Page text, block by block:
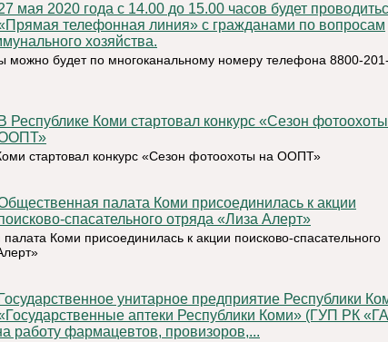
будет проводиться
телефонная линия» с гражданами по вопросам
хозяйства.
можно будет по многоканальному номеру телефона 8800-
В Республике Коми стартовал конкурс «Сезон фотоохоты на
стартовал конкурс «Сезон фотоохоты на ООПТ»
присоединилась к акции
спасательного отряда «Лиза Алерт»
Коми присоединилась к акции поисково-спасательного
Государственное унитарное предприятие Республики Коми
аптеки Республики Коми» (ГУП РК
работу фармацевтов, провизоров,...